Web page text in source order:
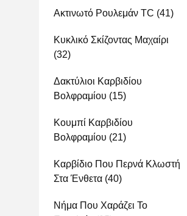
Ακτινωτό Ρουλεμάν TC (41)
Κυκλικό Σκίζοντας Μαχαίρι
(32)
Δακτύλιοι Καρβιδίου
Βολφραμίου (15)
Κουμπί Καρβιδίου
Βολφραμίου (21)
Καρβίδιο Που Περνά Κλωστή
Στα Ένθετα (40)
Νήμα Που Χαράζει Το